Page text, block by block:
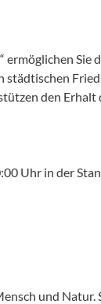
Sie
den Erhalt
Uhr in der
und